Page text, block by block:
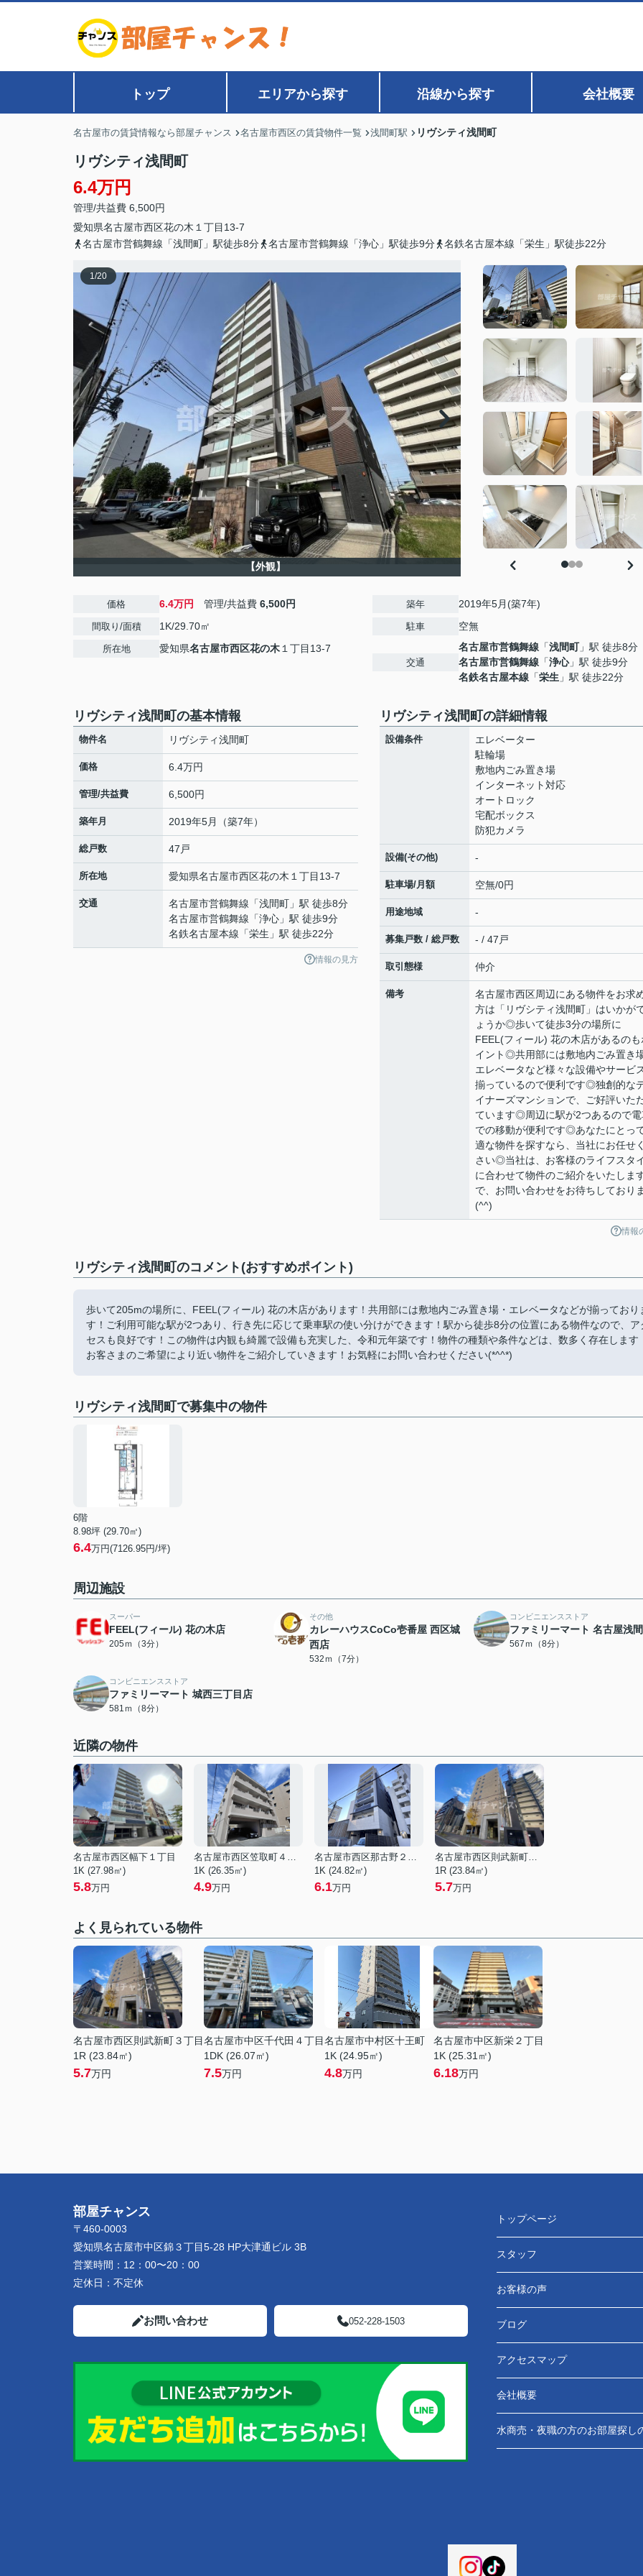
トップ エリアから探す 沿線から探す 会社概要
名古屋市の賃貸情報なら部屋チャンス 名古屋市西区の賃貸物件一覧 浅間町駅 リヴシティ浅間町
リヴシティ浅間町
6.4万円
管理/共益費 6,500円
愛知県名古屋市西区花の木 １丁目13-7
名古屋市営鶴舞線「浅間町」駅徒歩8分
名古屋市営鶴舞線「浄心」駅徒歩9分 名鉄名古屋本線「栄生」駅徒歩22分
1/20
【外観】
価格 6.4万円 管理/共益費 6,500円
間取り/面積 1K/29.70㎡
所在地 愛知県名古屋市西区花の木 １丁目13-7
築年 2019年5月(築7年)
駐車 空無
交通
名古屋市営鶴舞線 「浅間町」駅 徒歩8分
名古屋市営鶴舞線 「浄心」駅 徒歩9分
名鉄名古屋本線 「栄生 」駅 徒歩22分
リヴシティ浅間町の基本情報
物件名 リヴシティ浅間町
価格 6.4万円
管理/共益費 6,500円
築年月 2019年5月（築7年）
総戸数 47戸
所在地 愛知県名古屋市西区花の木 １丁目13-7
交通 名古屋市営鶴舞線 「浅間町 」駅 徒歩8分
名古屋市営鶴舞線 「浄心 」駅 徒歩9分
名鉄名古屋本線 「栄生 」駅 徒歩22分
情報の見方
リヴシティ浅間町の詳細情報
設備条件
エレベーター
駐輪場
敷地内ごみ置き場
インターネット対応
オートロック
宅配ボックス
防犯カメラ
設備(その他) -
駐車場/月額 空無/0円
用途地域 -
募集戸数 / 総戸数 - / 47戸
取引態様 仲介
備考
名古屋市西区周辺にある物件をお求
方は「リヴシティ浅間町」はいかが
ょうか◎歩いて徒歩3分の場所に
FEEL(フィール) 花の木店があるのも
イント◎共用部には敷地内ごみ置き
エレベータなど様々な設備やサービ
揃っているので便利です◎独創的な
イナーズマンションで、ご好評いた
ています◎周辺に駅が2つあるので
での移動が便利です◎あなたにとっ
適な物件を探すなら、当社にお任せ
さい◎当社は、お客様のライフスタ
に合わせて物件のご紹介をいたしま
で、お問い合わせをお待ちしており
(^^)
情報
リヴシティ浅間町のコメント(おすすめポイント)
歩いて205mの場所に、FEEL(フィール) 花の木店があります！共用部には敷地内ごみ置き場・エレベータなどが揃っており
す！ご利用可能な駅が2つあり、行き先に応じて乗車駅の使い分けができます！駅から徒歩8分の位置にある物件なので、ア
セスも良好です！この物件は内観も綺麗で設備も充実した、令和元年築です！物件の種類や条件などは、数多く存在します
お客さまのご希望により近い物件をご紹介していきます！お気軽にお問い合わせください(*^^*)
リヴシティ浅間町で募集中の物件
6階
8.98坪 (29.70㎡)
6.4万円(7126.95円/坪)
周辺施設
スーパー
FEEL(フィール) 花の木店
205ｍ（3分）
その他
カレーハウスCoCo壱番屋 西区城
西店
532ｍ（7分）
コンビニエンスストア
ファミリーマート 名古屋浅
567ｍ（8分）
コンビニエンスストア
ファミリーマート 城西三丁目店
581ｍ（8分）
近隣の物件
名古屋市西区幅下１丁目
1K (27.98㎡)
5.8万円
名古屋市西区笠取町４丁目
1K (26.35㎡)
4.9万円
名古屋市西区那古野２丁目
1K (24.82㎡)
6.1万円
名古屋市西区則武新町３丁目
1R (23.84㎡)
5.7万円
よく見られている物件
名古屋市西区則武新町３丁目
1R (23.84㎡)
5.7万円
名古屋市中区千代田４丁目
1DK (26.07㎡)
7.5万円
名古屋市中村区十王町
1K (24.95㎡)
4.8万円
名古屋市中区新栄２丁目
1K (25.31㎡)
6.18万円
部屋チャンス
〒460-0003
愛知県名古屋市中区錦３丁目5-28 HP大津通ビル 3B
営業時間： 12：00〜20：00
定休日： 不定休
お問い合わせ 052-228-1503
トップページ
スタッフ
お客様の声
ブログ
アクセスマップ
会社概要
水商売・夜職の方のお部屋探し